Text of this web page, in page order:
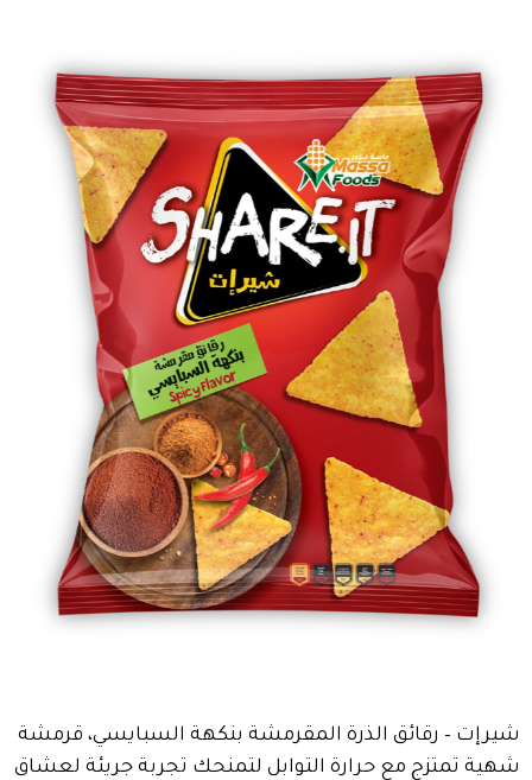
شيرإت – رقائق الذرة المقرمشة بنكهة السبايسي، قرمشة
شهية تمتزج مع حرارة التوابل لتمنحك تجربة جريئة لعشاق